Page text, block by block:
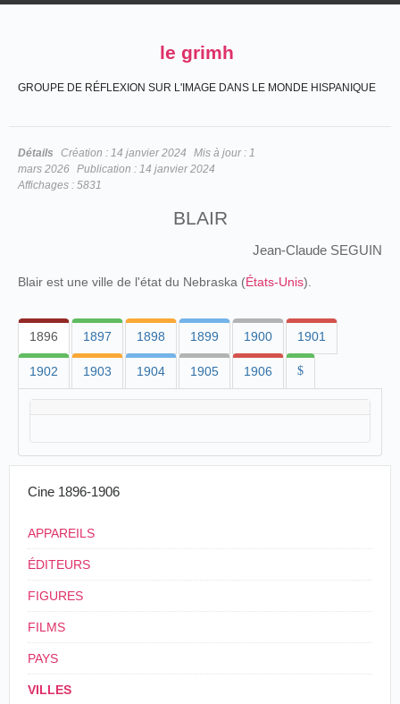
le grimh
GROUPE DE RÉFLEXION SUR L'IMAGE DANS LE MONDE HISPANIQUE
Détails Création : 14 janvier 2024 Mis à jour : 1
mars 2026 Publication : 14 janvier 2024
Affichages : 5831
BLAIR
Jean-Claude SEGUIN
Blair est une ville de l'état du Nebraska (États-Unis).
1896 1897 1898 1899 1900 1901
1902 1903 1904 1905 1906 $
Cine 1896-1906
APPAREILS
ÉDITEURS
FIGURES
FILMS
PAYS
VILLES